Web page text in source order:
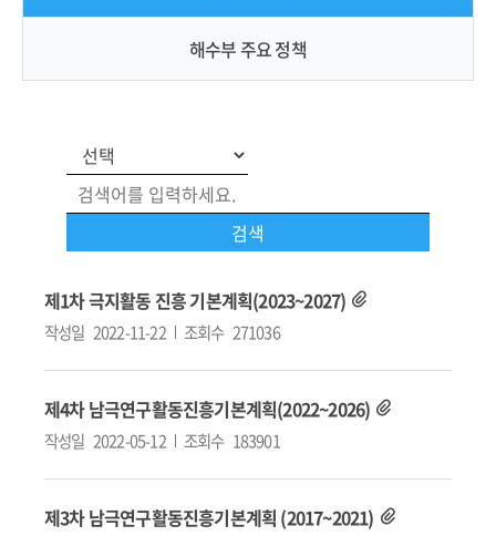
해수부 주요 정책
제1차 극지활동 진흥 기본계획(2023~2027)
작성일 2022-11-22 조회수 271036
제4차 남극연구활동진흥기본계획(2022~2026)
작성일 2022-05-12 조회수 183901
제3차 남극연구활동진흥기본계획 (2017~2021)